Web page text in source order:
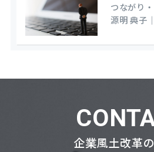
つながり
源明 典子 ｜
企業風土改革